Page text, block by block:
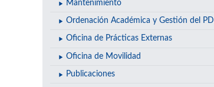
Mantenimiento
Ordenación Académica y Gestión del PDI
Oficina de Prácticas Externas
Oficina de Movilidad
Publicaciones